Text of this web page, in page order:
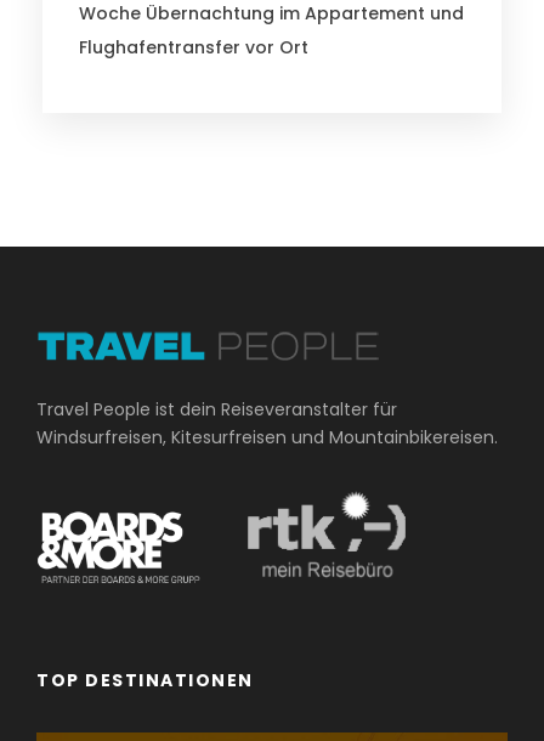
Woche Übernachtung im Appartement und
Flughafentransfer vor Ort
Travel People ist dein Reiseveranstalter für
Windsurfreisen, Kitesurfreisen und Mountainbikereisen.
TOP DESTINATIONEN